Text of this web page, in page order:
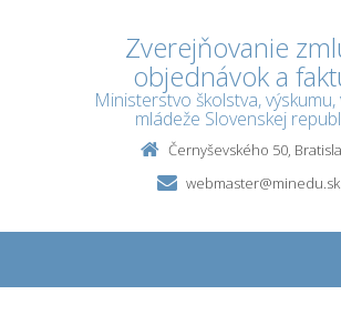
Zverejňovanie
objednávok a
Ministerstvo školstva, výskumu,
mládeže Slovenskej
Černyševského 50,
webmaster@minedu.sk